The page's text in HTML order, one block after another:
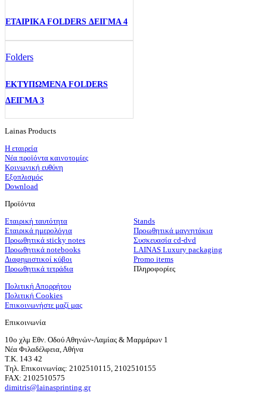
ΕΤΑΙΡΙΚΑ FOLDERS ΔΕΙΓΜΑ 4
Folders
ΕΚΤΥΠΩΜΕΝΑ FOLDERS
ΔΕΙΓΜΑ 3
Lainas Products
Η εταιρεία
Νέα προϊόντα καινοτομίες
Κοινωνική ευθύνη
Εξοπλισμός
Download
Προϊόντα
Εταιρική ταυτότητα
Εταιρικά ημερολόγια
Προωθητικά sticky notes
Προωθητικά notebooks
Διαφημιστικοί κύβοι
Προωθητικά τετράδια
Stands
Προωθητικά μαγνητάκια
Συσκευασία cd-dvd
LAINAS Luxury packaging
Promo items
Πληροφορίες
Πολιτική Απορρήτου
Πολιτική Cookies
Επικοινωνήστε μαζί μας
Επικοινωνία
10ο χλμ Εθν. Οδού Αθηνών-Λαμίας & Μαρμάρων 1
Νέα Φιλαδέλφεια, Αθήνα
T.K. 143 42
Τηλ. Επικοινωνίας: 2102510115, 2102510155
FAX: 2102510575
dimitris@lainasprinting.gr